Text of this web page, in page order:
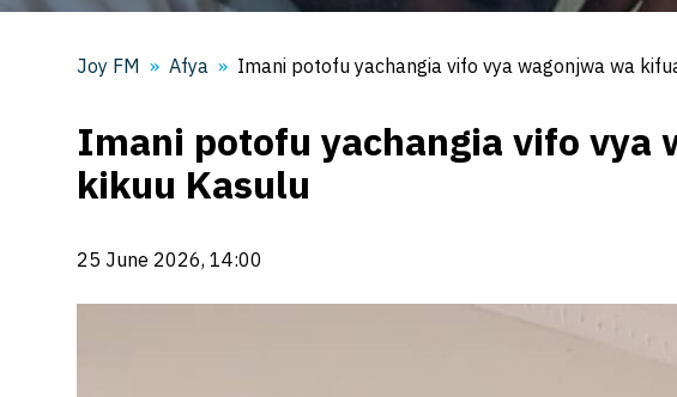
Joy FM Afya Imani potofu yachangia vifo vya wagonjwa wa
Imani potofu yachangia vifo vya
kikuu Kasulu
25 June 2026, 14:00